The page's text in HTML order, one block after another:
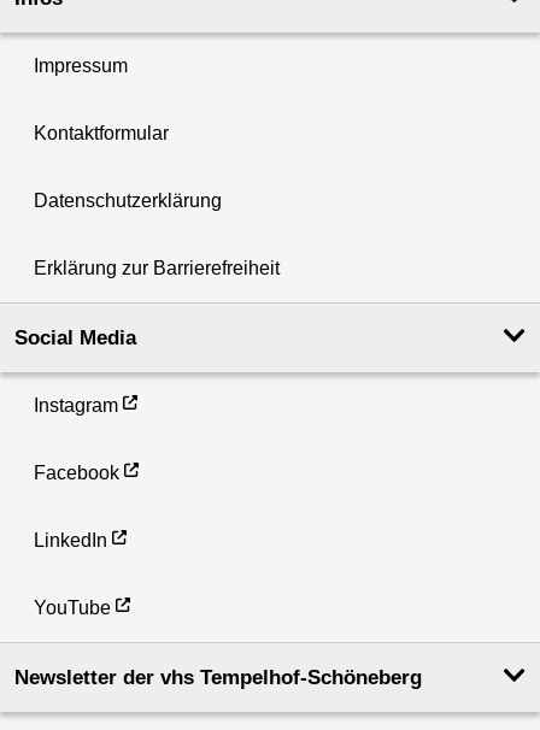
Impressum
Kontaktformular
Datenschutzerklärung
Erklärung zur Barrierefreiheit
Social Media
Instagram
Facebook
LinkedIn
YouTube
Newsletter der vhs Tempelhof-Schöneberg